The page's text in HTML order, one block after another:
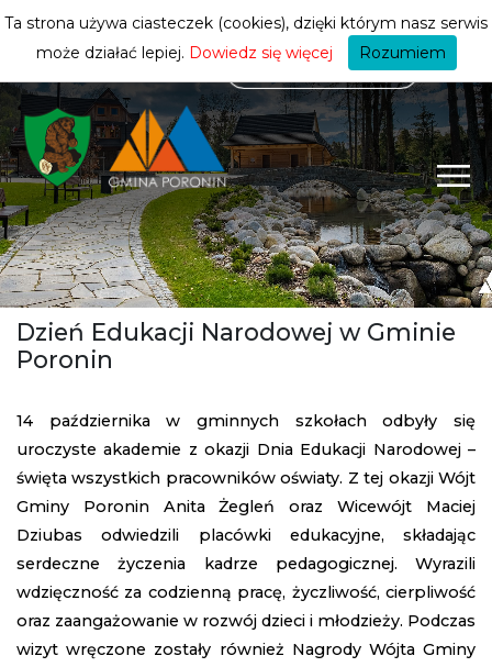
mieszkańca
Dzień Edukacji Narodowej w Gminie
Poronin
14 października w gminnych szkołach odbyły się
uroczyste akademie z okazji Dnia Edukacji Narodowej –
święta wszystkich pracowników oświaty. Z tej okazji Wójt
Gminy Poronin Anita Żegleń oraz Wicewójt Maciej
Dziubas odwiedzili placówki edukacyjne, składając
serdeczne życzenia kadrze pedagogicznej. Wyrazili
wdzięczność za codzienną pracę, życzliwość, cierpliwość
oraz zaangażowanie w rozwój dzieci i młodzieży. Podczas
wizyt wręczone zostały również Nagrody Wójta Gminy
Ta strona używa ciasteczek (cookies), dzięki którym nasz serwis
może działać lepiej. Dowiedz się więcej Rozumiem